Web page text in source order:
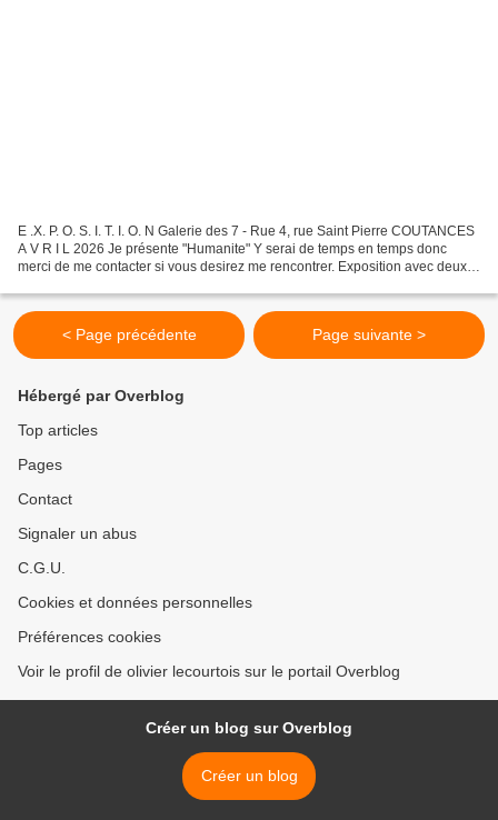
E .X. P. O. S. I. T. I. O. N Galerie des 7 - Rue 4, rue Saint Pierre COUTANCES
A V R I L 2026 Je présente "Humanite" Y serai de temps en temps donc
merci de me contacter si vous desirez me rencontrer. Exposition avec deux
< Page précédente Page suivante >
Hébergé par Overblog
Top articles
Pages
Contact
Signaler un abus
C.G.U.
Cookies et données personnelles
Préférences cookies
Voir le profil de olivier lecourtois sur le portail Overblog
Créer un blog sur Overblog
Créer un blog